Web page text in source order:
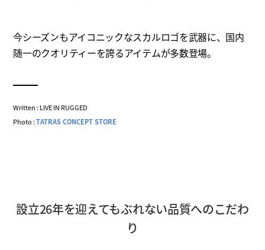
今シーズンもアイコニックなスカルロゴを武器に、国内
随一のクオリティーを誇るアイテムが多数登場。
Written : LIVE IN RUGGED
Photo :TATRAS CONCEPT STORE
設立26年を迎えてもぶれない品質へのこだわ
り